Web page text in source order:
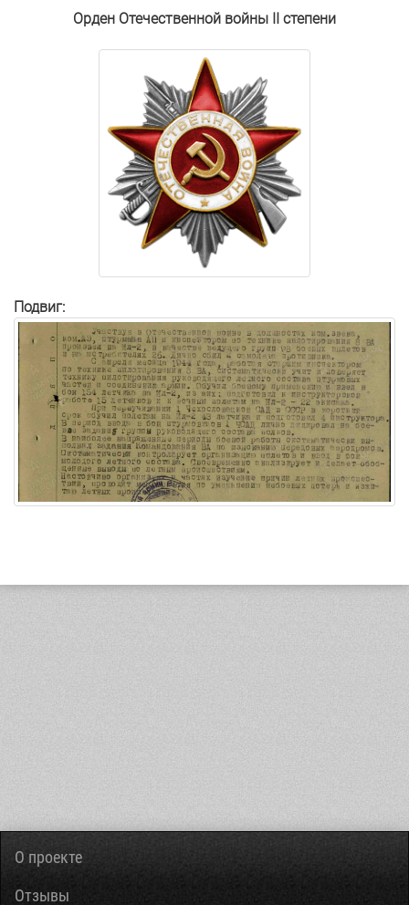
Орден Отечественной войны II степени
Подвиг:
О проекте
Отзывы